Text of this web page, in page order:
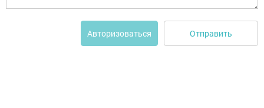
Авторизоваться Отправить